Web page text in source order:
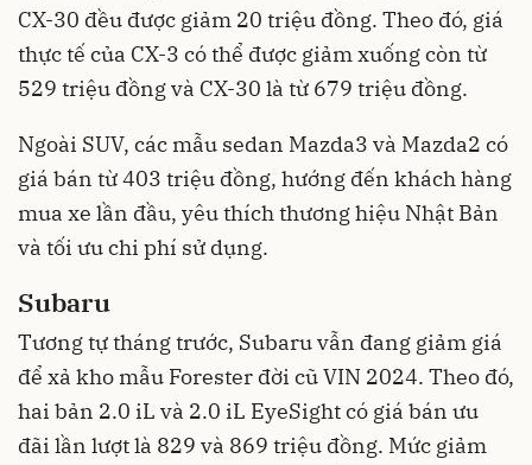
CX-30 đều được giảm 20 triệu đồng. Theo đó, giá
thực tế của CX-3 có thể được giảm xuống còn từ
529 triệu đồng và CX-30 là từ 679 triệu đồng.
Ngoài SUV, các mẫu sedan Mazda3 và Mazda2 có
giá bán từ 403 triệu đồng, hướng đến khách hàng
mua xe lần đầu, yêu thích thương hiệu Nhật Bản
và tối ưu chi phí sử dụng.
Subaru
Tương tự tháng trước, Subaru vẫn đang giảm giá
để xả kho mẫu Forester đời cũ VIN 2024. Theo đó,
hai bản 2.0 iL và 2.0 iL EyeSight có giá bán ưu
đãi lần lượt là 829 và 869 triệu đồng. Mức giảm